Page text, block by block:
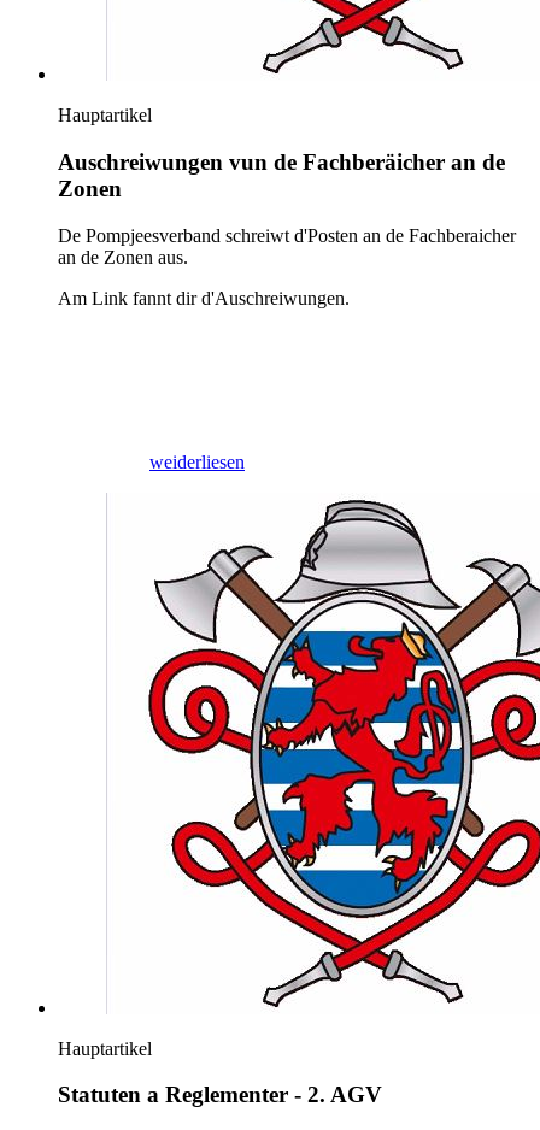
Hauptartikel
Auschreiwungen vun de Fachberäicher an de
Zonen
De Pompjeesverband schreiwt d'Posten an de Fachberaicher
an de Zonen aus.
Am Link fannt dir d'Auschreiwungen.
weiderliesen
Hauptartikel
Statuten a Reglementer - 2. AGV